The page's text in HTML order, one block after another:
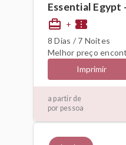
Essential Egypt
card_travel + confirmation_number
8 Dias / 7 Noites
Melhor preço
Imprimir
a partir de
por pessoa